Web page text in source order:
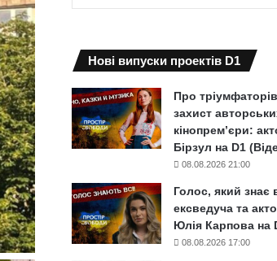
Нові випуски проектів D1
Про
захист
кінопрем’єри:
Бірзул на D1
08.08.2026 21:00
Голос, який знає
ексведуча та
Юлія Карпова на
08.08.2026 17:00